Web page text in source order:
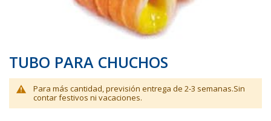
TUBO PARA CHUCHOS
Para más cantidad, previsión entrega de 2-3 semanas.Sin
contar festivos ni vacaciones.